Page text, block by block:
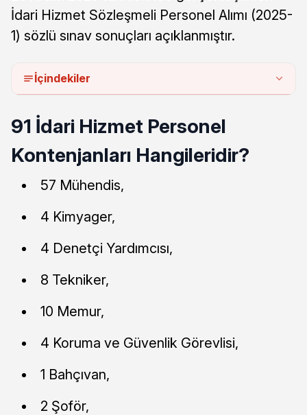
İdari Hizmet Sözleşmeli Personel Alımı (2025-
1) sözlü sınav sonuçları açıklanmıştır.
İçindekiler
91 İdari Hizmet Personel
Kontenjanları Hangileridir?
57 Mühendis,
4 Kimyager,
4 Denetçi Yardımcısı,
8 Tekniker,
10 Memur,
4 Koruma ve Güvenlik Görevlisi,
1 Bahçıvan,
2 Şoför,